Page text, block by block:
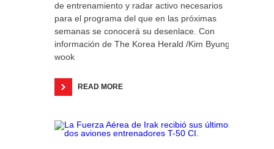
de entrenamiento y radar activo necesarios
para el programa del que en las próximas
semanas se conocerá su desenlace. Con
información de The Korea Herald /Kim Byung-
wook
READ MORE